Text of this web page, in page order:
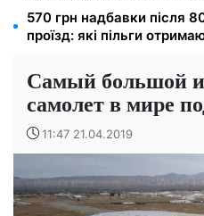
570 грн надбавки після
проїзд: які пільги
Самый большой
самолет в мире
11:47 21.04.2019